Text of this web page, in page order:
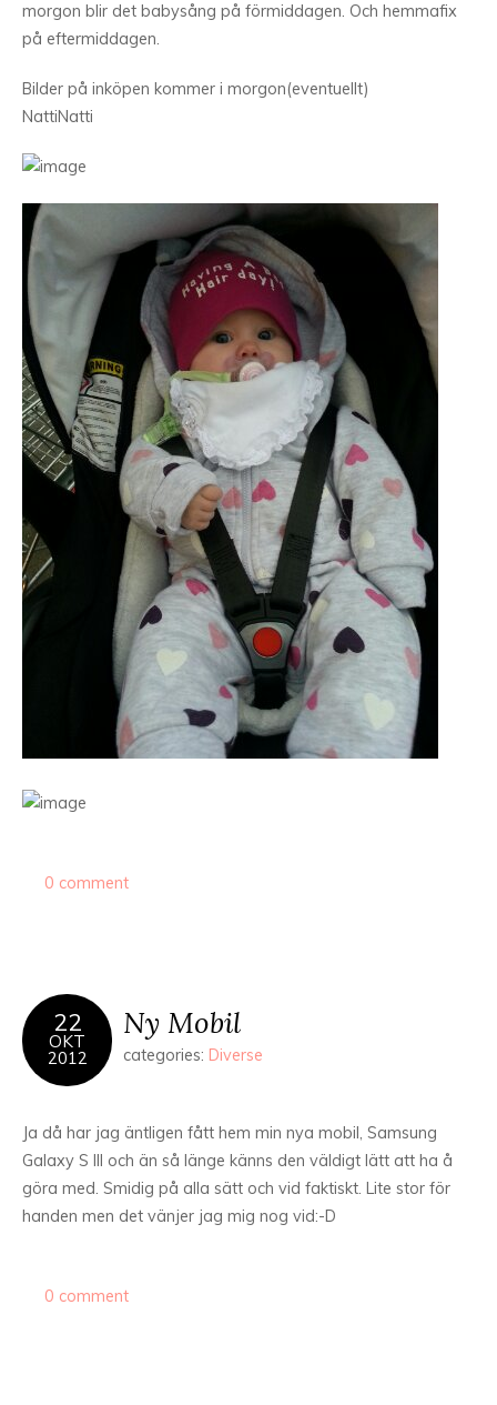
morgon blir det babysång på förmiddagen. Och hemmafix
på eftermiddagen.
Bilder på inköpen kommer i morgon(eventuellt)
NattiNatti
0 comment
22
OKT
2012
Ny Mobil
categories: Diverse
Ja då har jag äntligen fått hem min nya mobil, Samsung
Galaxy S lll och än så länge känns den väldigt lätt att ha å
göra med. Smidig på alla sätt och vid faktiskt. Lite stor för
handen men det vänjer jag mig nog vid:-D
0 comment